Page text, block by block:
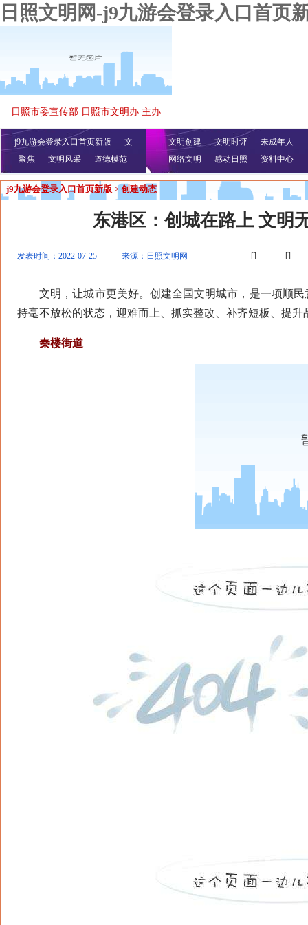
日照文明网-j9九游会登录入口首页
日照市委宣传部 日照市文明办 主办
j9九游会登录入口首页新版
文
明播报
公益视频
聚焦 文明风采 道德模范
文明创建 文明时评
未成年人
网络文明
感动日照 资料中心
j9九游会登录入口首页新版 > 创建动态
东港区：创城在路上 文明
发表时间：2022-07-25 来源：日照文明网 [] []
文明，让城市更美好。创建全国文明城市，是一项顺民
持毫不放松的状态，迎难而上、抓实整改、补齐短板、提
秦楼街道